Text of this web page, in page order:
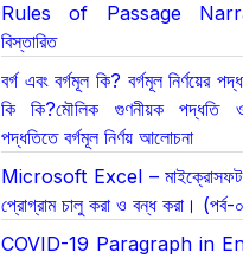
Rules of Passage
বিস্তারিত
বর্গ এবং বর্গমূল কি? বর্গমূল নির্ণয়ের
কি কি?মৌলিক গুণনীয়ক পদ্ধতি
পদ্ধতিতে বর্গমূল নির্ণয় আলোচনা
Microsoft Excel – মাইক্রোসফট
প্রোগ্রাম চালু করা ও বন্ধ করা। (পর্ব-
COVID-19 Paragraph in